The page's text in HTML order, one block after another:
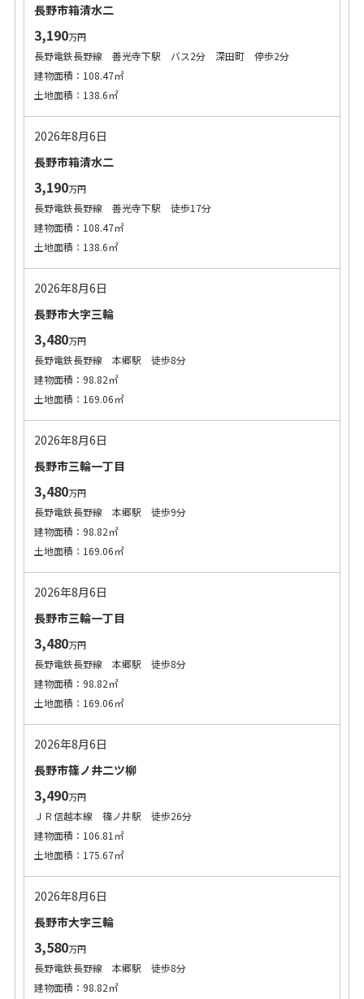
長野市箱清水二
3,190万円
長野電鉄長野線 善光寺下駅 バス2分 深田町 停歩2分
建物面積：108.47㎡
土地面積：138.6㎡
2026年8月6日
長野市箱清水二
3,190万円
長野電鉄長野線 善光寺下駅 徒歩17分
建物面積：108.47㎡
土地面積：138.6㎡
2026年8月6日
長野市大字三輪
3,480万円
長野電鉄長野線 本郷駅 徒歩8分
建物面積：98.82㎡
土地面積：169.06㎡
2026年8月6日
長野市三輪一丁目
3,480万円
長野電鉄長野線 本郷駅 徒歩9分
建物面積：98.82㎡
土地面積：169.06㎡
2026年8月6日
長野市三輪一丁目
3,480万円
長野電鉄長野線 本郷駅 徒歩8分
建物面積：98.82㎡
土地面積：169.06㎡
2026年8月6日
長野市篠ノ井二ツ柳
3,490万円
ＪＲ信越本線 篠ノ井駅 徒歩26分
建物面積：106.81㎡
土地面積：175.67㎡
2026年8月6日
長野市大字三輪
3,580万円
長野電鉄長野線 本郷駅 徒歩8分
建物面積：98.82㎡